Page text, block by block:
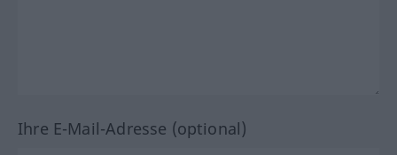
Ihre E-Mail-Adresse (optional)